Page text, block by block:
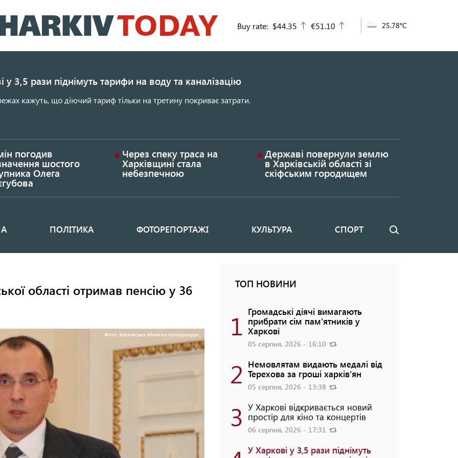
до
основного
Buy rate: $44.35 up
€51.10 25.78°C
у 3,5 рази піднімуть тарифи на воду та каналізацію
кажуть, що діючий тариф тільки на третину покриває затрати.
погодив
шостого
Олега
Через спеку траса на
Харківщині стала
небезпечною
Державі повернули землю
в Харківській області зі
скіфським городищем
ПОЛІТИКА ФОТОРЕПОРТАЖІ КУЛЬТУРА СПОРТ Пошук
області отримав пенсію у 36
Фото: Харківська обласна прокуратура.
ТОП НОВИНИ
1 Громадські діячі вимагають
прибрати сім пам'ятників у
Харкові
05 серпня, 2026 - 16:10
2 Немовлятам видають медалі від
Терехова за гроші харків'ян
05 серпня, 2026 - 13:38
3 У Харкові відкривається новий
простір для кіно та концертів
06 серпня, 2026 - 17:31
У Харкові у 3,5 рази піднімуть